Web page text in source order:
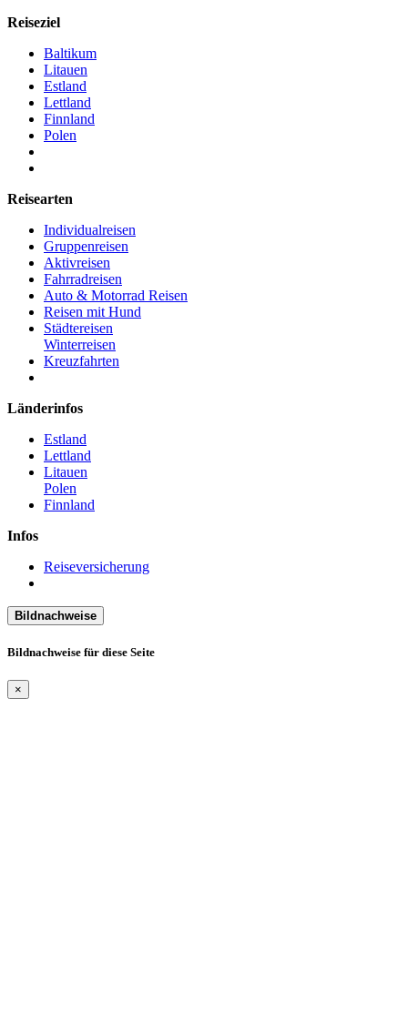
Reiseziel
Baltikum
Litauen
Estland
Lettland
Finnland
Polen
Reisearten
Individualreisen
Gruppenreisen
Aktivreisen
Fahrradreisen
Auto & Motorrad Reisen
Reisen mit Hund
Städtereisen
Winterreisen
Kreuzfahrten
Länderinfos
Estland
Lettland
Litauen
Polen
Finnland
Infos
Reiseversicherung
Bildnachweise
Bildnachweise für diese Seite
×